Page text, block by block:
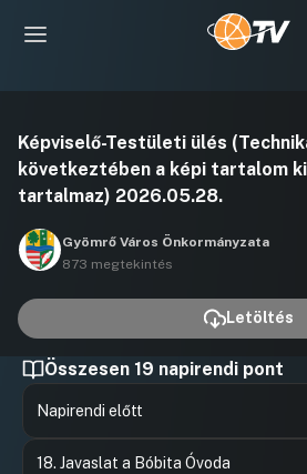
Képviselő-Testületi ülés
következtében a képi tartalom
tartalmaz) 2026.05.28.
Gyömrő Város Önkormányzata
873 megtekintés
Letöltés
Összesen 19 napirendi pont
Napirendi előtt
Hozzászólások
18. Javaslat a Bóbita Óvoda